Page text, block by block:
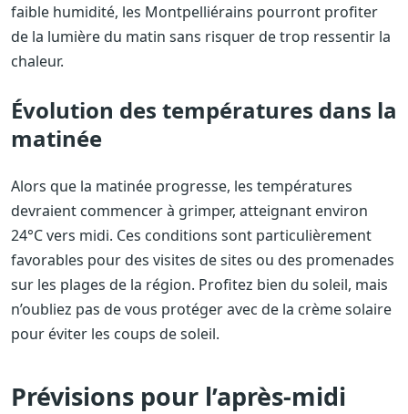
faible humidité, les Montpelliérains pourront profiter
de la lumière du matin sans risquer de trop ressentir la
chaleur.
Évolution des températures dans la
matinée
Alors que la matinée progresse, les températures
devraient commencer à grimper, atteignant environ
24°C vers midi. Ces conditions sont particulièrement
favorables pour des visites de sites ou des promenades
sur les plages de la région. Profitez bien du soleil, mais
n’oubliez pas de vous protéger avec de la crème solaire
pour éviter les coups de soleil.
Prévisions pour l’après-midi